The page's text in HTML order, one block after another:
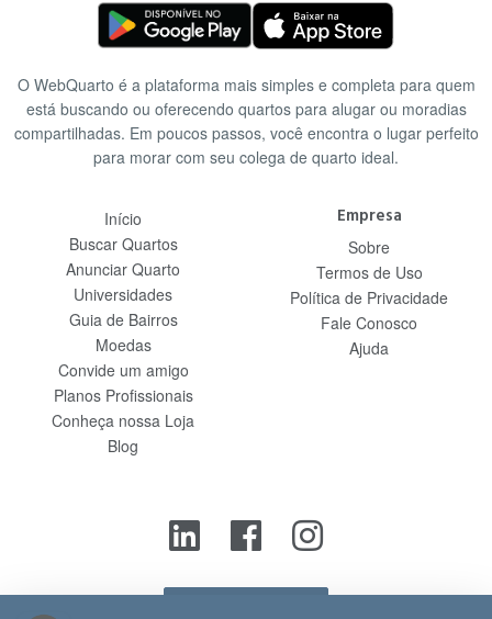
O WebQuarto é a plataforma mais simples e completa para quem
está buscando ou oferecendo quartos para alugar ou moradias
compartilhadas. Em poucos passos, você encontra o lugar perfeito
para morar com seu colega de quarto ideal.
Início
Buscar Quartos
Anunciar Quarto
Universidades
Guia de Bairros
Moedas
Convide um amigo
Planos Profissionais
Conheça nossa Loja
Blog
Empresa
Sobre
Termos de Uso
Política de Privacidade
Fale Conosco
Ajuda